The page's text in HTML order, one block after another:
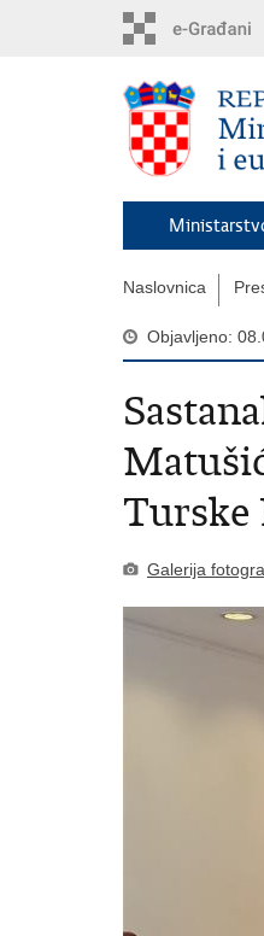
Naslovnica
Objavljeno:
Turske
Galerija